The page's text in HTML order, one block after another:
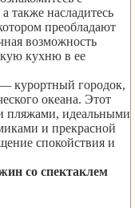
также насладитесь
преобладают
возможность
кухню в ее
курортный городок,
океана. Этот
пляжами, идеальными
и прекрасной
спокойствия и
со спектаклем